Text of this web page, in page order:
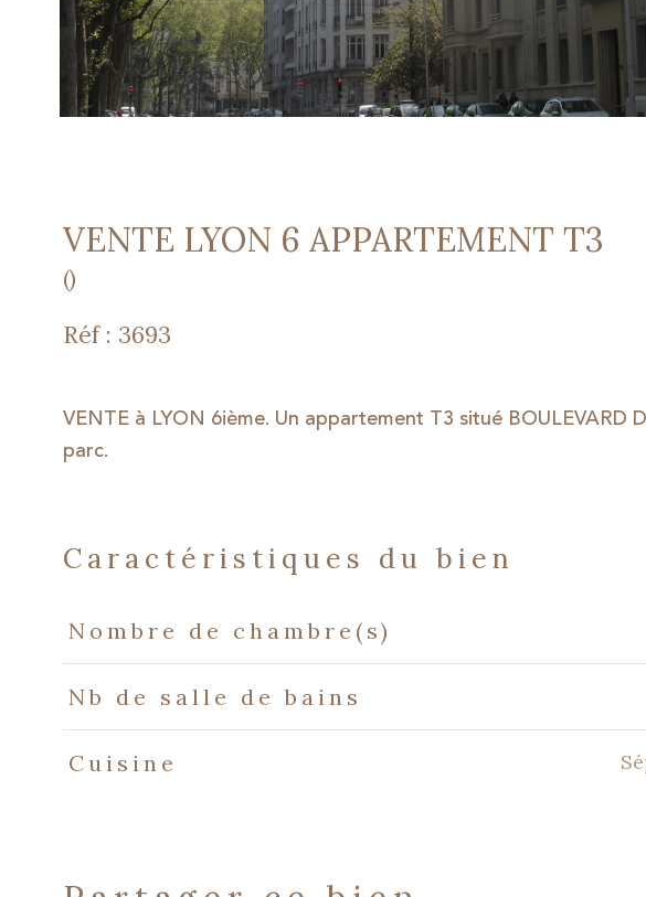
VENTE LYON 6 APPARTEMENT T3
()
Réf : 3693
VENTE à LYON 6ième. Un appartement T3 situé BOULEVARD
parc.
caractéristiques du bien
Caractéristiques Valeurs
Nombre de chambre(s)
Nb de salle de bains
Cuisine